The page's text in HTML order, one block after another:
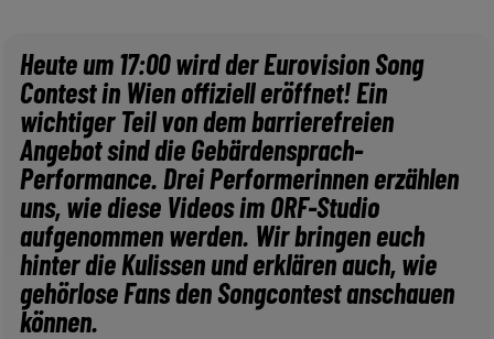
Heute um 17:00 wird der Eurovision Song
Contest in Wien offiziell eröffnet! Ein
wichtiger Teil von dem barrierefreien
Angebot sind die Gebärdensprach-
Performance. Drei Performerinnen erzählen
uns, wie diese Videos im ORF-Studio
aufgenommen werden. Wir bringen euch
hinter die Kulissen und erklären auch, wie
gehörlose Fans den Songcontest anschauen
können.